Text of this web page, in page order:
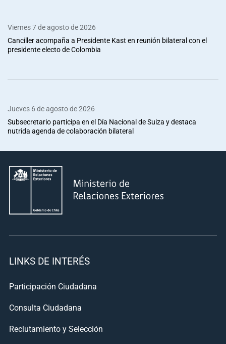
Viernes 7 de agosto de 2026
Canciller acompaña a Presidente Kast en reunión bilateral con el
presidente electo de Colombia
Jueves 6 de agosto de 2026
Subsecretario participa en el Día Nacional de Suiza y destaca
nutrida agenda de colaboración bilateral
LINKS DE INTERÉS
Participación Ciudadana
Consulta Ciudadana
Reclutamiento y Selección